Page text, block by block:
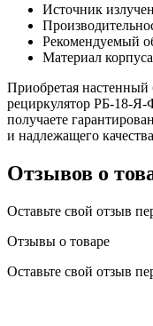
Источник
Рекомендуемый
Материал
Приобретая настенный
рециркулятор РБ-18-
получаете
и надлежащего
Отзывов о
Оставьте свой отзыв
Отзывы о товаре
Оставьте свой отзыв